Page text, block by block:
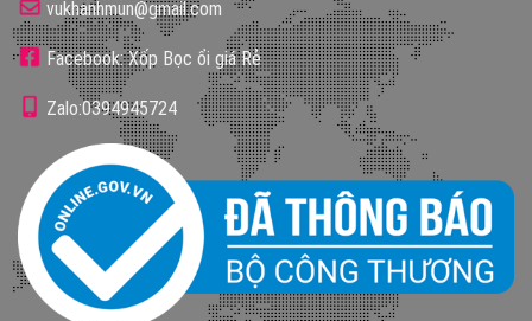
vukhanhmun@gmail.com
Facebook: Xốp Bọc ổi giá Rẻ
Zalo:0394945724